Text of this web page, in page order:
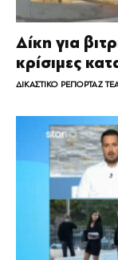
Δίκη για
κρίσιμες
ΔΙΚΑΣΤΙΚΟ ΡΕΠΟΡΤΑΖ